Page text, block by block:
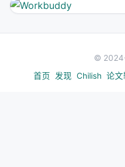
考虑"不存矩阵，只存计
3. 分布式训练的通信瓶
FSDP的通信开销在大
©
首页
发现 Chilish 论文